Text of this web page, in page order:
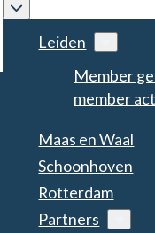
Leiden
Member
member
Maas en Waal
Schoonhoven
Rotterdam
Partners